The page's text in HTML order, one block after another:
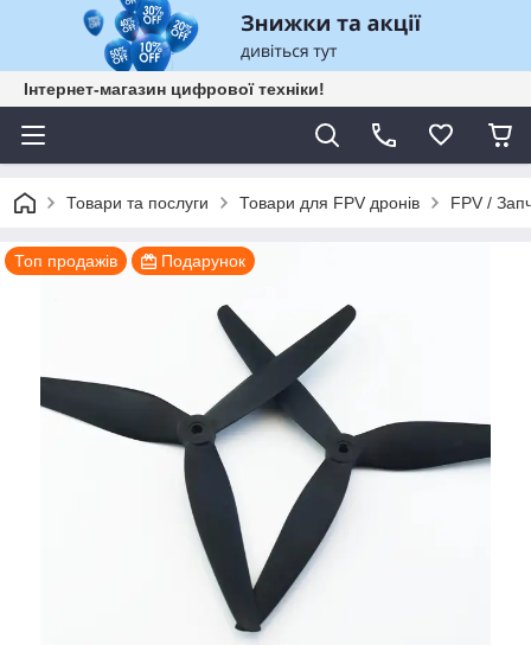
Інтернет-магазин цифрової техніки!
Товари та послуги Товари для FPV дронів FPV /
Топ продажів Подарунок